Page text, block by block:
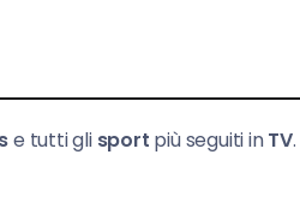
e tutti gli sport più seguiti inTV.